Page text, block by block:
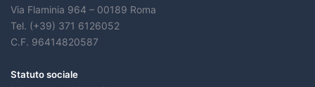
Via Flaminia 964 – 00189 Roma
Tel. (+39) 371 6126052
C.F. 96414820587
Statuto sociale